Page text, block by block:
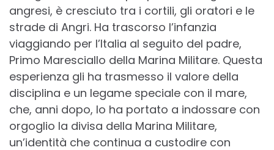
angresi, è cresciuto tra i cortili, gli oratori e le
strade di Angri. Ha trascorso l’infanzia
viaggiando per l’Italia al seguito del padre,
Primo Maresciallo della Marina Militare. Questa
esperienza gli ha trasmesso il valore della
disciplina e un legame speciale con il mare,
che, anni dopo, lo ha portato a indossare con
orgoglio la divisa della Marina Militare,
un’identità che continua a custodire con